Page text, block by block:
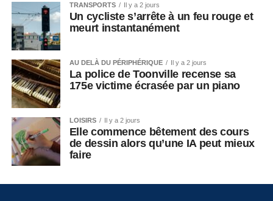
TRANSPORTS Il y a 2 jours
Un cycliste s’arrête à un feu rouge et
meurt instantanément
AU DELÀ DU PÉRIPHÉRIQUE Il y a 2 jours
La police de Toonville recense sa
175e victime écrasée par un piano
LOISIRS Il y a 2 jours
Elle commence bêtement des cours
de dessin alors qu’une IA peut mieux
faire